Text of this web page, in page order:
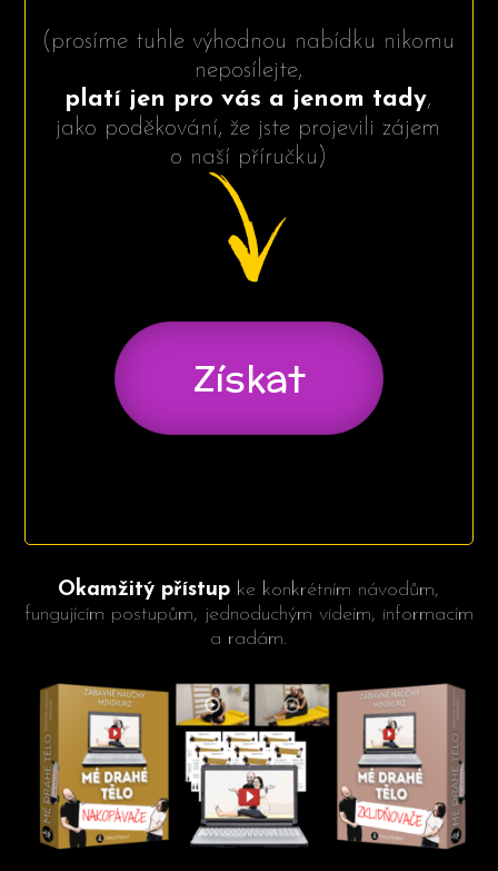
(prosíme tuhle výhodnou nabídku nikomu
neposílejte,
platí jen pro vás a jenom tady,
jako poděkování, že jste projevili zájem
o naší příručku)
Získat
Okamžitý přístup ke konkrétním návodům,
fungujícím postupům, jednoduchým videím, informacím
a radám.